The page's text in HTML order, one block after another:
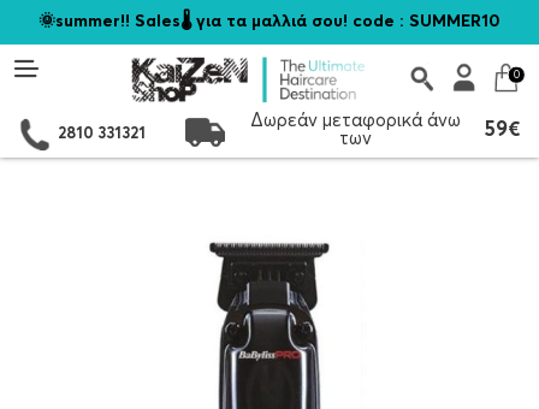
🌞summer!! Sales🌡️ για τα μαλλιά σου! code : SUMMER10
0
2810 331321
Δωρεάν μεταφορικά άνω
των
59€